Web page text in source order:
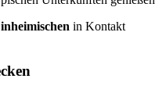
in Kontakt